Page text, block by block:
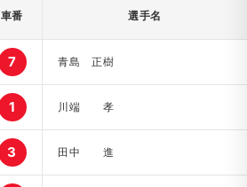
車番 選手名
7 青島 正樹
1 川端 孝
3 田中 進